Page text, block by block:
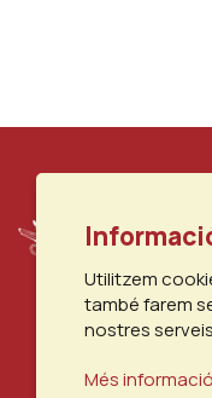
Utilitzem
també farem
nostres
Més informació